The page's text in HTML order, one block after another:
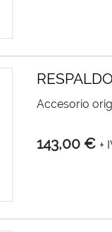
Accesorio
143,00 € +